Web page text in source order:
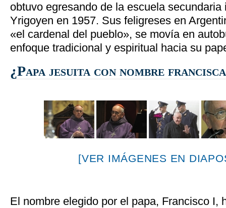
obtuvo egresando de la escuela
Yrigoyen en 1957. Sus feligreses en
«el cardenal del pueblo», se movía en
enfoque tradicional y espiritual hacia su
¿Papa jesuita con nombre
[VER IMÁGENES EN
El nombre elegido por el papa, Francisco I,